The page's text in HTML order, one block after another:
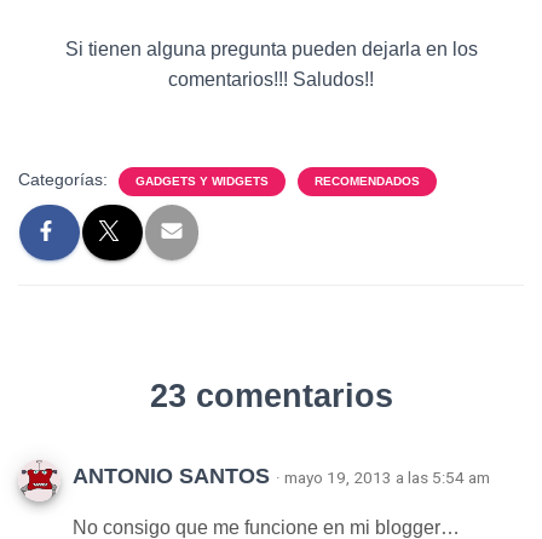
Si tienen alguna pregunta pueden dejarla en los
comentarios!!! Saludos!!
Categorías: GADGETS Y WIDGETS RECOMENDADOS
23 comentarios
ANTONIO SANTOS · mayo 19, 2013 a las 5:54 am
No consigo que me funcione en mi blogger…